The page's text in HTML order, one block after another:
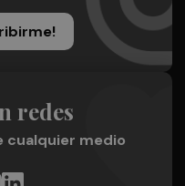
redes
cualquier medio